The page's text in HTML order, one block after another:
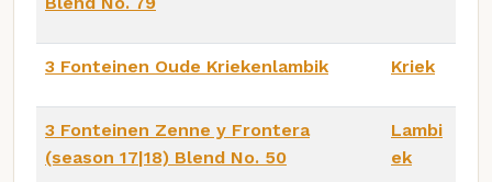
3 Fonteinen Oude Kriekenlambik Kriek
3 Fonteinen Zenne y Frontera
(season 17|18) Blend No. 50
Lambi
ek